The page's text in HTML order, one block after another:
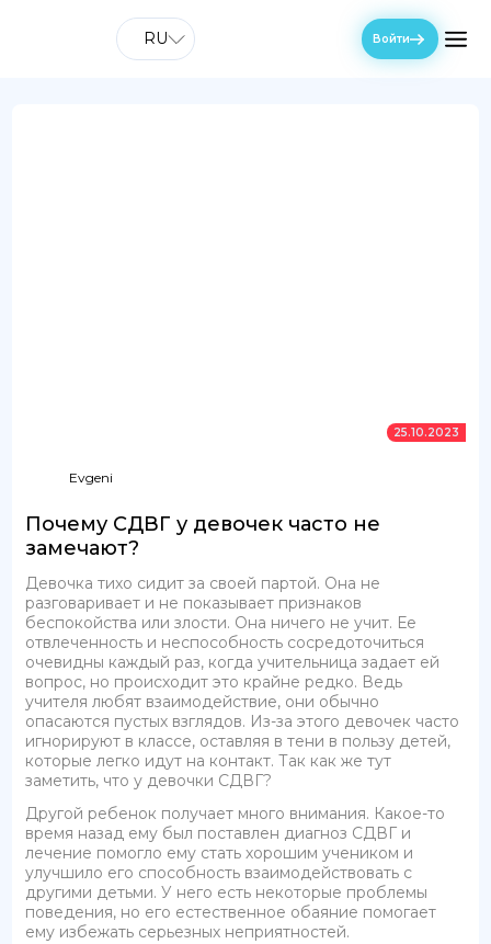
RU Войти
25.10.2023
Evgeni
Почему СДВГ у девочек часто не
замечают?
Девочка тихо сидит за своей партой. Она не
разговаривает и не показывает признаков
беспокойства или злости. Она ничего не учит. Ее
отвлеченность и неспособность сосредоточиться
очевидны каждый раз, когда учительница задает ей
вопрос, но происходит это крайне редко. Ведь
учителя любят взаимодействие, они обычно
опасаются пустых взглядов. Из-за этого девочек часто
игнорируют в классе, оставляя в тени в пользу детей,
которые легко идут на контакт. Так как же тут
заметить, что у девочки СДВГ?
Другой ребенок получает много внимания. Какое-то
время назад ему был поставлен диагноз СДВГ и
лечение помогло ему стать хорошим учеником и
улучшило его способность взаимодействовать с
другими детьми. У него есть некоторые проблемы
поведения, но его естественное обаяние помогает
ему избежать серьезных неприятностей.